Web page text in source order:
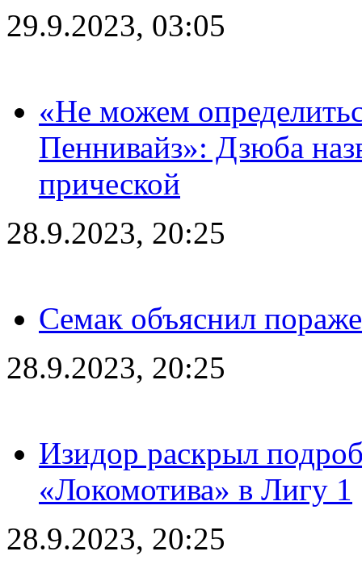
29.9.2023, 03:05
«Не можем
Пеннивайз»: Дзюба
прической
28.9.2023, 20:25
Семак объяснил
28.9.2023, 20:25
Изидор раскрыл
«Локомотива» в Лигу 1
28.9.2023, 20:25